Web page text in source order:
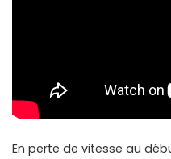
En perte de vitesse au